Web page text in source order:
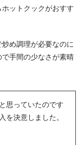
ットクックがおすす
め調理が必要なのに
手間の少なさが素晴
と思っていたのです
を決意しました。